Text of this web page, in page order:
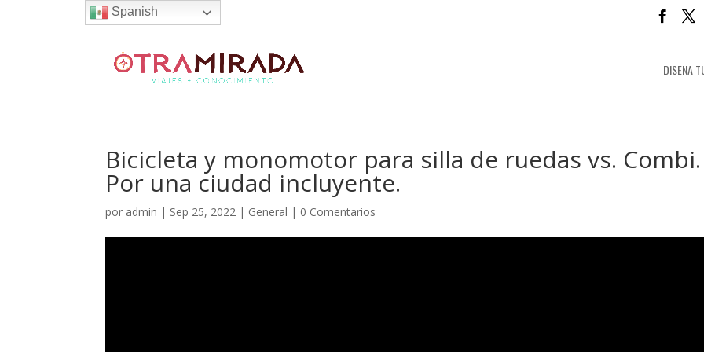
DISEÑA
Bicicleta y monomotor para silla de ruedas vs. Combi.
Por una ciudad incluyente.
por admin | Sep 25, 2022 | General | 0 Comentarios
Spanish